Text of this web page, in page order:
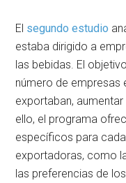
El segundo estudio
estaba dirigido a
las bebidas. El
número de empresas
exportaban,
ello, el programa
específicos para
exportadoras, como
las preferencias de